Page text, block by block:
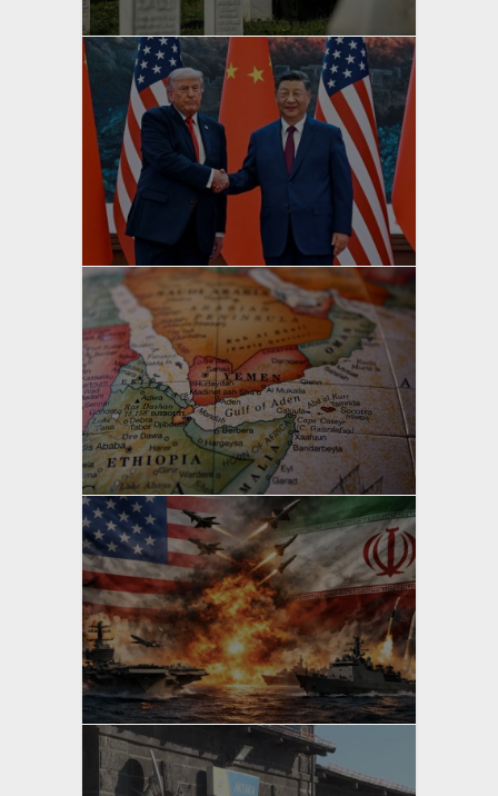
yazan
Bahri Ak
yazan
Bahri Ak
yazan
Bahri Ak